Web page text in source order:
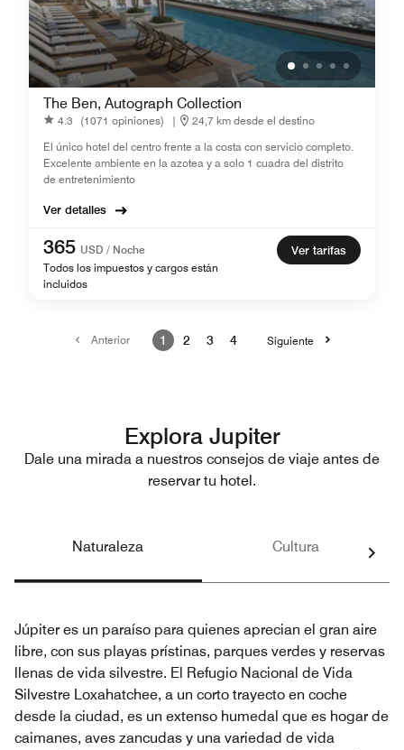
The Ben, Autograph Collection
4.3 (1071 opiniones) |
24,7 km desde el destino
El único hotel del centro frente a la costa con servicio completo.
Excelente ambiente en la azotea y a solo 1 cuadra del distrito
de entretenimiento
Ver detalles
365 USD / Noche
Todos los impuestos y cargos están
incluidos
Ver tarifas
Anterior 1 2 3 4 Siguiente
Explora Jupiter
Dale una mirada a nuestros consejos de viaje antes de
reservar tu hotel.
Naturaleza Cultura
Júpiter es un paraíso para quienes aprecian el gran aire
libre, con sus playas prístinas, parques verdes y reservas
llenas de vida silvestre. El Refugio Nacional de Vida
Silvestre Loxahatchee, a un corto trayecto en coche
desde la ciudad, es un extenso humedal que es hogar de
caimanes, aves zancudas y una variedad de vida